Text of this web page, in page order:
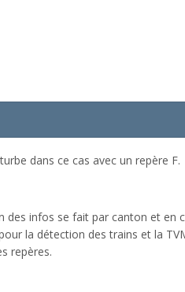
dans ce cas avec un repère F.
des infos se fait par canton et en
la détection des trains et la
repères.